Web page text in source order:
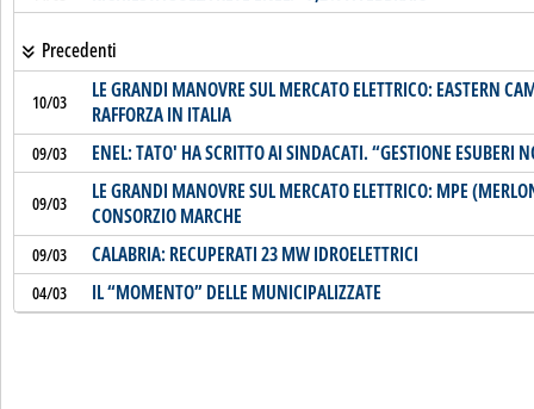
Precedenti
10/03
LE GRANDI MANOVRE SUL MERCATO ELETTRICO: EASTERN
RAFFORZA IN ITALIA
09/03 ENEL: TATO' HA SCRITTO AI SINDACATI. “GESTIONE ESUBERI
09/03
LE GRANDI MANOVRE SUL MERCATO ELETTRICO: MPE
CONSORZIO MARCHE
09/03 CALABRIA: RECUPERATI 23 MW IDROELETTRICI
04/03 IL “MOMENTO” DELLE MUNICIPALIZZATE